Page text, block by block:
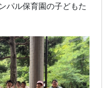
パル保育園の子どもた